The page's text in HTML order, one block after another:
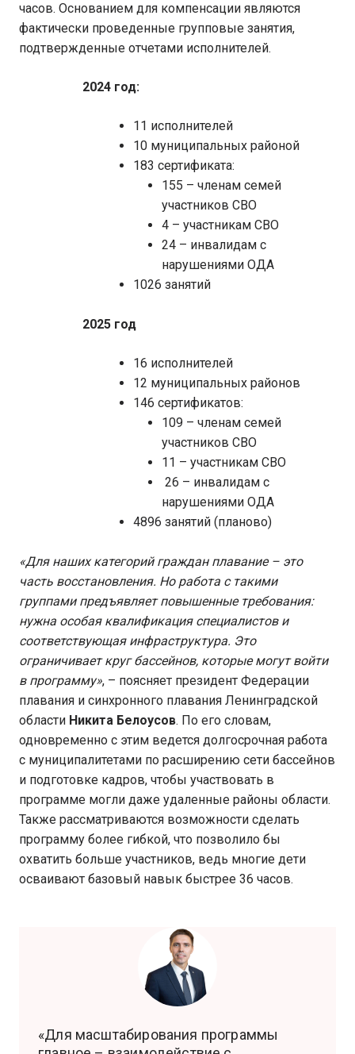
часов. Основанием для компенсации являются
фактически проведенные групповые занятия,
подтвержденные отчетами исполнителей.
2024 год:
11 исполнителей
10 муниципальных районой
183 сертификата:
155 – членам семей
участников СВО
4 – участникам СВО
24 – инвалидам с
нарушениями ОДА
1026 занятий
2025 год
16 исполнителей
12 муниципальных районов
146 сертификатов:
109 – членам семей
участников СВО
11 – участникам СВО
26 – инвалидам с
нарушениями ОДА
4896 занятий (планово)
«Для наших категорий граждан плавание – это
часть восстановления. Но работа с такими
группами предъявляет повышенные требования:
нужна особая квалификация специалистов и
соответствующая инфраструктура. Это
ограничивает круг бассейнов, которые могут войти
в программу», – поясняет президент Федерации
плавания и синхронного плавания Ленинградской
области Никита Белоусов. По его словам,
одновременно с этим ведется долгосрочная работа
с муниципалитетами по расширению сети бассейнов
и подготовке кадров, чтобы участвовать в
программе могли даже удаленные районы области.
Также рассматриваются возможности сделать
программу более гибкой, что позволило бы
охватить больше участников, ведь многие дети
осваивают базовый навык быстрее 36 часов.
«Для масштабирования программы